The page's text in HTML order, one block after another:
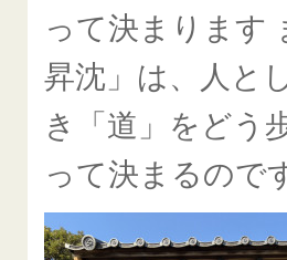
って決まります
昇沈」は、人と
き「道」をどう
って決まるので